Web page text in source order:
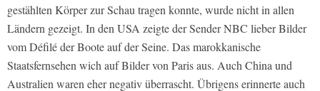
gestählten Körper zur Schau tragen konnte, wurde nicht in allen
Ländern gezeigt. In den USA zeigte der Sender NBC lieber Bilder
vom Défilé der Boote auf der Seine. Das marokkanische
Staatsfernsehen wich auf Bilder von Paris aus. Auch China und
Australien waren eher negativ überrascht. Übrigens erinnerte auch